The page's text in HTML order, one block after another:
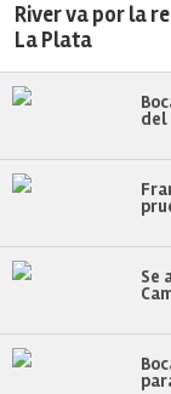
River va por la
La Plata
del
Se